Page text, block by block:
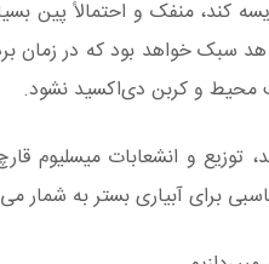
کند، منفک و احتمالاً پین
هد سبک خواهد بود که در
محیط و کربن دی‌اکسید نشود.
و انشعابات میسلیوم
برای آبیاری بستر به شمار